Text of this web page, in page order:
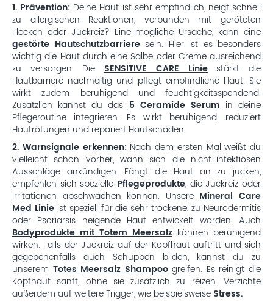
1. Prävention: Deine Haut ist sehr empfindlich, neigt schnell
zu allergischen Reaktionen, verbunden mit geröteten
Flecken oder Juckreiz? Eine mögliche Ursache, kann eine
gestörte Hautschutzbarrieresein. Hier ist es besonders
wichtig die Haut durch eine Salbe oder Creme ausreichend
zu versorgen. DieSENSITIVE CARE Liniestärkt die
Hautbarriere nachhaltig und pflegt empfindliche Haut. Sie
wirkt zudem beruhigend und feuchtigkeitsspendend.
Zusätzlich kannst du das5 Ceramide Serumin deine
Pflegeroutine integrieren. Es wirkt beruhigend, reduziert
Hautrötungen und repariert Hautschäden.
2. Warnsignale erkennen:Nach dem ersten Mal weißt du
vielleicht schon vorher, wann sich die nicht-infektiösen
Ausschläge ankündigen. Fängt die Haut an zu jucken,
empfehlen sich spezielle Pflegeprodukte, die Juckreiz oder
Irritationen abschwächen können. UnsereMineral Care
Med Linieist speziell für die sehr trockene, zu Neurodermitis
oder Psoriarsis neigende Haut entwickelt worden. Auch
Bodyprodukte mit Totem Meersalz können beruhigend
wirken. Falls der Juckreiz auf der Kopfhaut auftritt und sich
gegebenenfalls auch Schuppen bilden, kannst du zu
unseremTotes Meersalz Shampoogreifen. Es reinigt die
Kopfhaut sanft, ohne sie zusätzlich zu reizen. Verzichte
außerdem auf weitere Trigger, wie beispielsweise Stress.